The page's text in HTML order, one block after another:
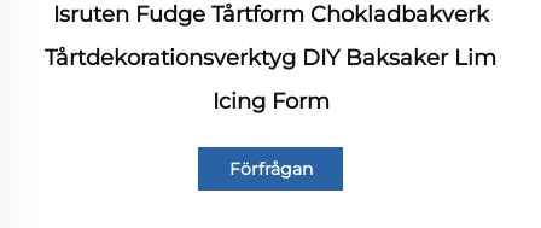
Isruten Fudge Tårtform Chokladbakverk
Tårtdekorationsverktyg DIY Baksaker Lim
Icing Form
Förfrågan